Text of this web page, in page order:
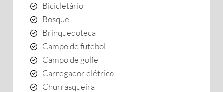
Bicicletário
Bosque
Brinquedoteca
Campo de futebol
Campo de golfe
Carregador elétrico
Churrasqueira